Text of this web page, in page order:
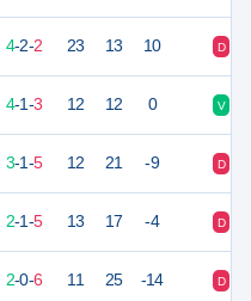
4-2-2 23 13 10 D
4-1-3 12 12 0 V
3-1-5 12 21 -9 D
2-1-5 13 17 -4 D
2-0-6 11 25 -14 D